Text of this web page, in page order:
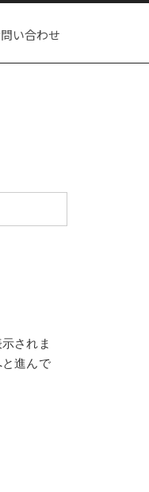
い合わせ
されま
進んで